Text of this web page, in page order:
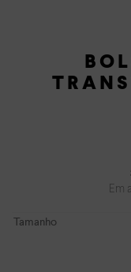
Em
Tamanho